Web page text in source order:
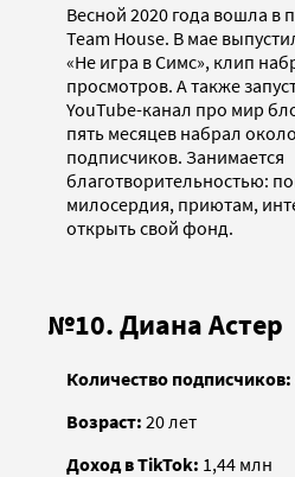
Весной 2020 года вошла в
Team House. В мае
«Не игра в Симс», клип
просмотров. А также
YouTube-канал про мир
пять месяцев набрал
подписчиков. Занимается
благотворительностью:
милосердия, приютам,
открыть свой фонд.
№10. Диана Астер
Количество подписчиков:
Возраст: 20 лет
Доход в TikTok: 1,44 млн